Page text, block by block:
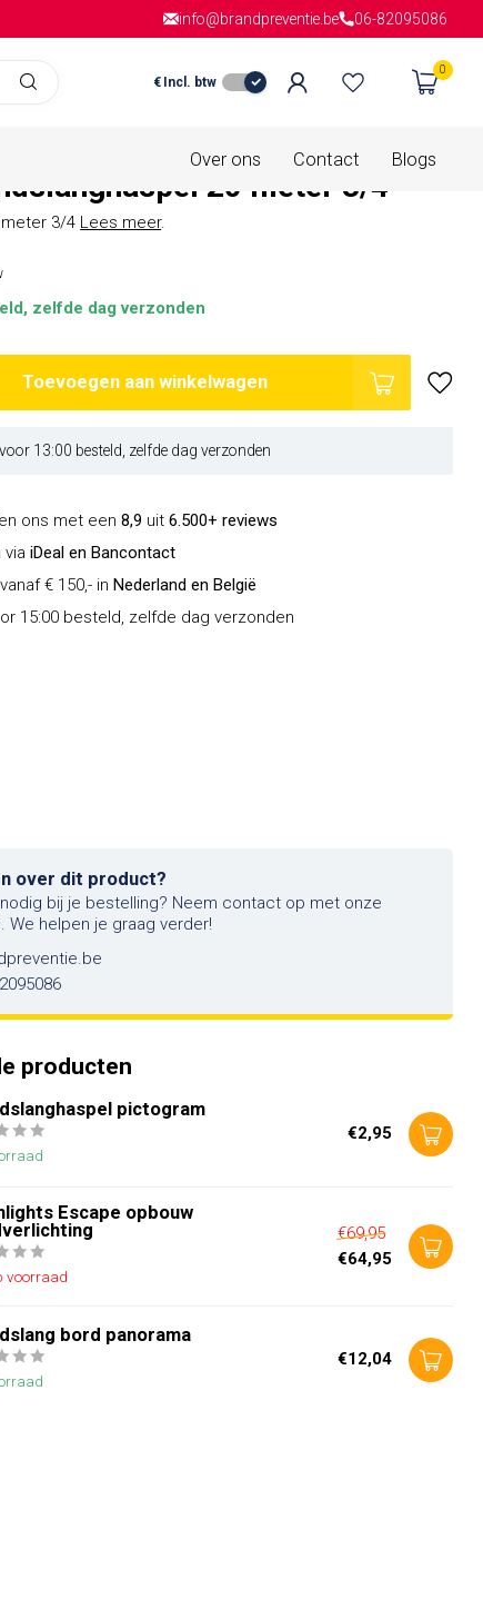
Gratis verzendingvanaf € 150,- in
info@brandpreventie.be 06-82095086
€ Incl. btw
0
Over ons Contact Blogs
20 meter 3/4
3/4 Lees meer.
zelfde dag verzonden
Toevoegen aan winkelwagen
13:00 besteld, zelfde dag verzonden
ons met een8,9 uit6.500+ reviews
viaiDeal en Bancontact
vanaf € 150,- inNederland en België
15:00 besteld, zelfde dag verzonden
over dit product?
bij je bestelling? Neem contact op met onze
We helpen je graag verder!
producten
pictogram
€2,95
Escape opbouw
voorraad
€69,95
€64,95
bord panorama
€12,04